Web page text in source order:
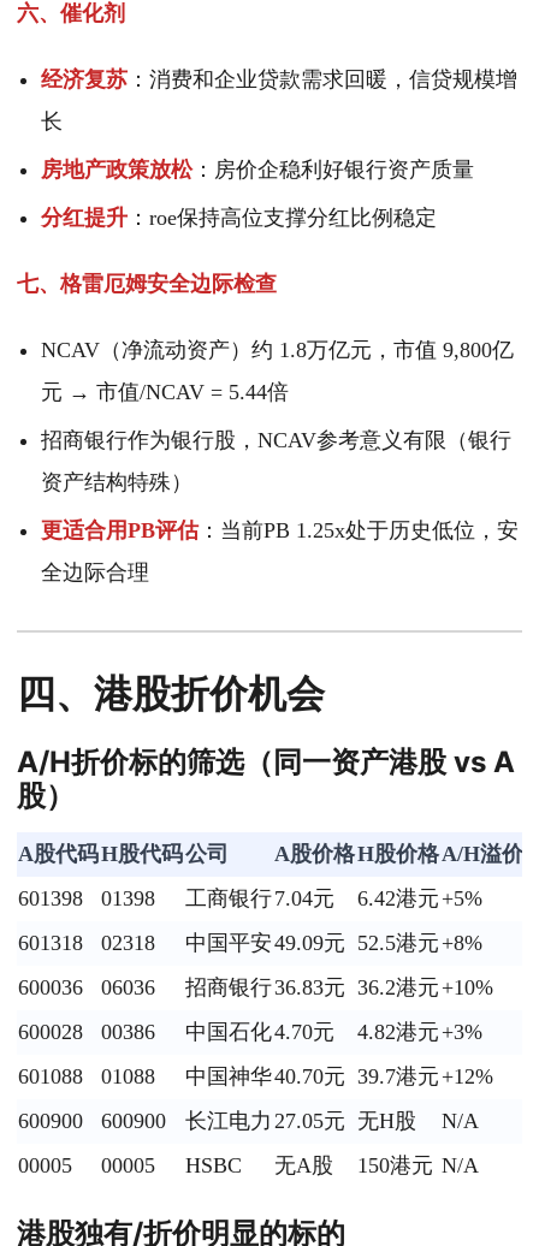
六、催化剂
经济复苏 ：消费和企业贷款需求回暖，信贷规模增
长
房地产政策放松：房价企稳利好银行资产质量
分红提升 ：roe保持高位支撑分红比例稳定
七、格雷厄姆安全边际检查
NCAV（净流动资产）约 1.8万亿元，市值 9,800亿
元 → 市值/NCAV = 5.44倍
招商银行作为银行股，NCAV参考意义有限（银行
资产结构特殊）
更适合用PB评估：当前PB 1.25x处于历史低位，安
全边际合理
四、港股折价机会
A/H折价标的筛选（同一资产港股 vs A
股）
A股代码H股代码公司 A股价格H股价格A/H溢价
601398
01398 工商银行7.04元 6.42港元 +5%
601318
02318 中国平安49.09元 52.5港元 +8%
600036
06036 招商银行36.83元 36.2港元 +10%
600028
00386 中国石化4.70元 4.82港元 +3%
601088
01088 中国神华40.70元 39.7港元 +12%
600900
600900 长江电力 27.05元 无H股 N/A
00005
00005 HSBC 无A股 150港元 N/A
港股独有/折价明显的标的